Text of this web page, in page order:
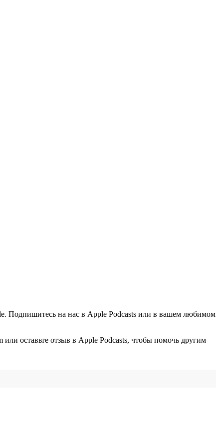
Подпишитесь на нас в Apple Podcasts или в вашем любимом
оставьте отзыв в Apple Podcasts, чтобы помочь другим